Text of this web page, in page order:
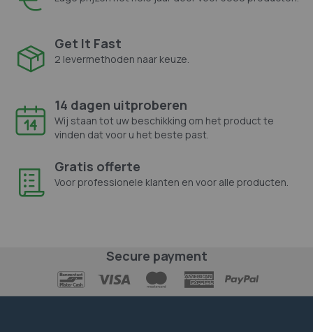
Get It Fast
2 levermethoden naar keuze.
14 dagen uitproberen
Wij staan tot uw beschikking om het product te
vinden dat voor u het beste past.
Gratis offerte
Voor professionele klanten en voor alle producten.
Secure payment